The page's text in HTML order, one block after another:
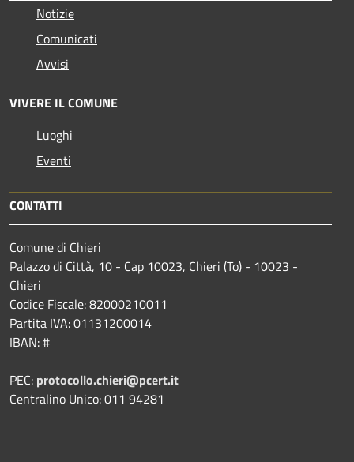
Notizie
Comunicati
Avvisi
VIVERE IL COMUNE
Luoghi
Eventi
CONTATTI
Comune di Chieri
Palazzo di Città, 10 - Cap 10023, Chieri (To) - 10023 -
Chieri
Codice Fiscale: 82000210011
Partita IVA: 01131200014
IBAN: #
PEC: protocollo.chieri@pcert.it
Centralino Unico: 011 94281